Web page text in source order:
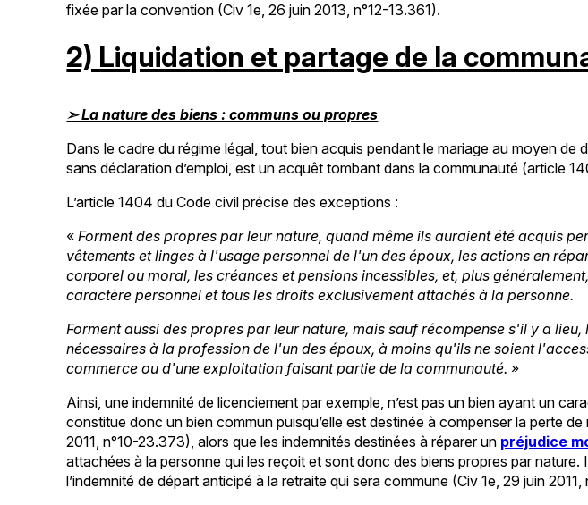
fixée par la convention (Civ 1e, 26 juin 2013, n°12-13.361).
2) Liquidation et partage de la
➣ La nature des biens : communs ou propres
Dans le cadre du régime légal, tout bien acquis pendant le mariage au moyen de
sans déclaration d’emploi, est un acquêt tombant dans la communauté (article
L’article 1404 du Code civil précise des exceptions :
«Forment des propres par leur nature, quand même ils auraient été acquis
vêtements et linges à l'usage personnel de l'un des époux, les actions en
corporel ou moral, les créances et pensions incessibles, et, plus
caractère personnel et tous les droits exclusivement attachés à la personne.
Forment aussi des propres par leur nature, mais sauf récompense s'il y a
nécessaires à la profession de l'un des époux, à moins qu'ils ne soient
commerce ou d'une exploitation faisant partie de la communauté.»
Ainsi, une indemnité de licenciement par exemple, n’est pas un bien ayant un
constitue donc un bien commun puisqu’elle est destinée à compenser la perte de
2011, n°10-23.373), alors que les indemnités destinées à réparer un préjudice
attachées à la personne qui les reçoit et sont donc des biens propres par nature.
l’indemnité de départ anticipé à la retraite qui sera commune (Civ 1e, 29 juin 2011,